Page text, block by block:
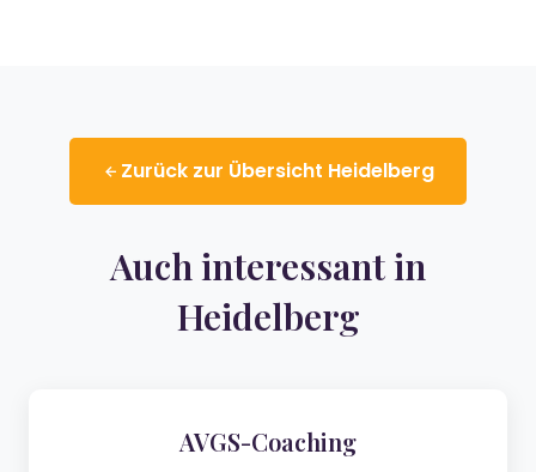
Zurück zur Übersicht Heidelberg
Auch interessant in
Heidelberg
AVGS-Coaching